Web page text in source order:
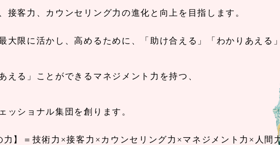
接客力、カウンセリング力の進化と向上を目指します。
大限に活かし、高めるために、「助け合える」「わかりあえる
あえる」ことができるマネジメント力を持つ、
ッショナル集団を創ります。
力】＝技術力×接客力×カウンセリング力×マネジメント力×人間